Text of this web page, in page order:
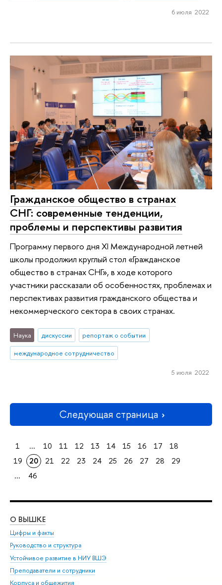
6 июля 2022
Гражданское общество в странах
СНГ: современные тенденции,
проблемы и перспективы развития
Программу первого дня XI Международной летней
школы продолжил круглый стол «Гражданское
общество в странах СНГ», в ходе которого
участники рассказали об особенностях, проблемах и
перспективах развития гражданского общества и
некоммерческого сектора в своих странах.
Наука дискуссии
репортаж о событии
международное сотрудничество
5 июля 2022
Следующая страница
1 ... 10 11 12 13 14 15 16 17
18
19
20 21 22 23 24 25 26 27 28
29
...
46
О ВЫШКЕ
Цифры и факты
Руководство и структура
Устойчивое развитие в НИУ ВШЭ
Преподаватели и сотрудники
Корпуса и общежития